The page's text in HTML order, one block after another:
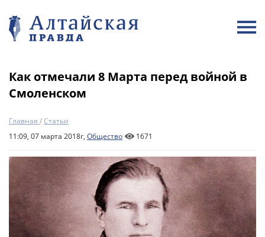
Как отмечали 8 Марта перед войной в
Смоленском
Главная /Статьи
11:09, 07 марта 2018г, Общество 1671